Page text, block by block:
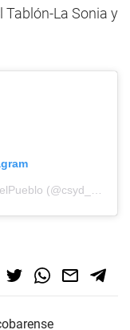
Tablón-La Sonia y